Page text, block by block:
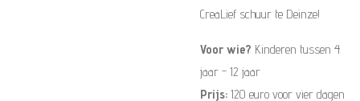
CreaLief schuur te Deinze!
Voor wie? Kinderen tussen 4
jaar - 12 jaar
Prijs: 120 euro voor vier dagen